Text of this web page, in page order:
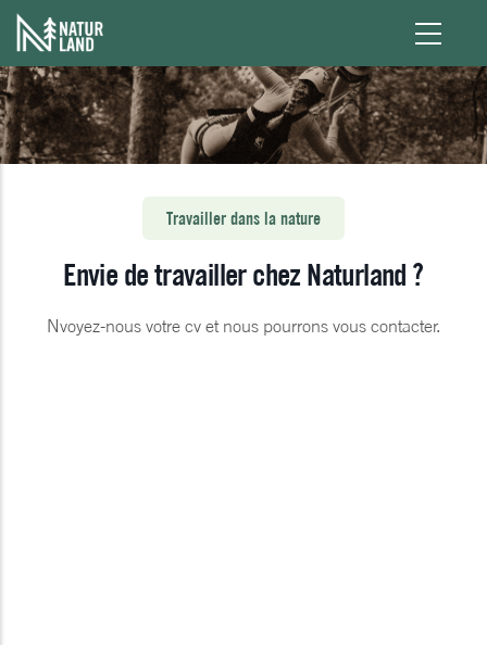
Aller au contenu principal
Travailler dans la nature
Envie de travailler chez Naturland ?
Nvoyez-nous votre cv et nous pourrons vous contacter.